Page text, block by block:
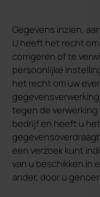
Gegevens inzien,
U heeft het recht
corrigeren of te
persoonlijke
het recht om uw
tegen de
bedrijf en heeft u
een verzoek kunt
van u beschikken in
ander, door u